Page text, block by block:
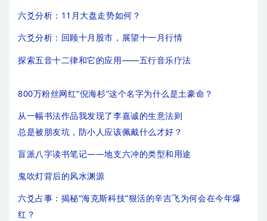
六爻分析：11月大盘走势如何？
六爻分析：回顾十月股市，展望十一月行情
探索五音十二律和它的应用——五行音乐疗法
800万粉丝网红“倪海杉”这个名字为什么是土豪命？
从一幅书法作品我发现了李嘉诚的生意法则
总是被朋友坑，防小人应该佩戴什么才好？
盲派八字读书笔记——地支六冲的类型和用途
鬼吹灯背后的风水渊源
六爻占事：揭秘“海克斯科技”狠活的辛吉飞为何会在今年爆
红？